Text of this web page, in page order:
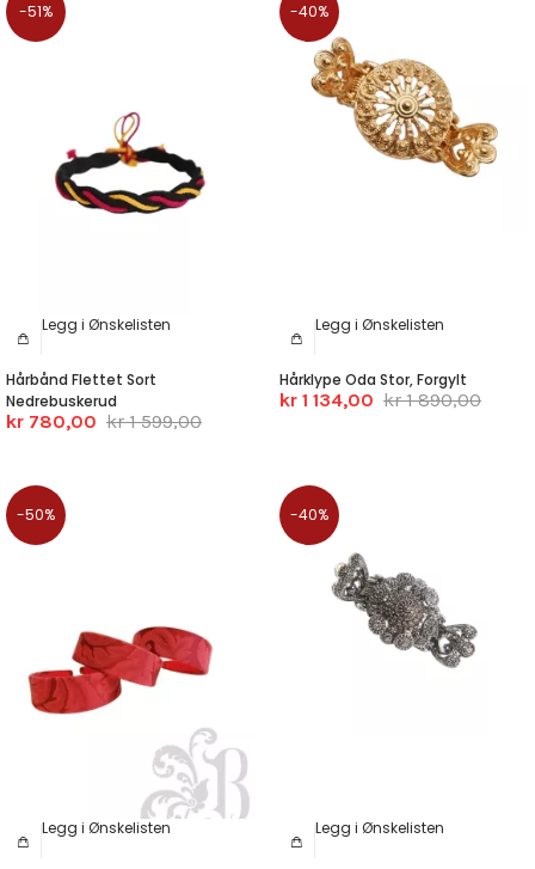
-51%
Legg i Ønskelisten
Hårbånd Flettet Sort
Nedrebuskerud
kr 780,00 kr 1 599,00
-40%
Legg i Ønskelisten
Hårklype Oda Stor, Forgylt
kr 1 134,00 kr 1 890,00
-50%
Legg i Ønskelisten
-40%
Legg i Ønskelisten